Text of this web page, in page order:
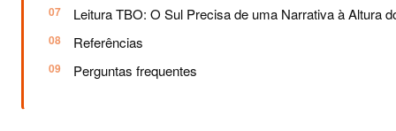
Leitura TBO: O Sul Precisa de uma Narrativa à Altura
Referências
Perguntas frequentes